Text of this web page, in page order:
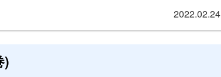
2022.02.24
)